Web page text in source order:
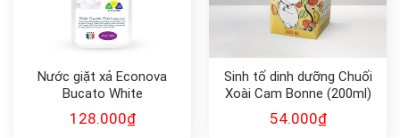
Nước giặt xả Econova
Bucato White
Ipoallegenico
128.000₫
Sinh tố dinh dưỡng Chuối
Xoài Cam Bonne (200ml)
54.000₫